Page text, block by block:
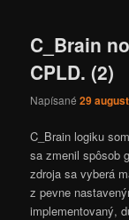
C_Brain
CPLD. (2)
Napísané29
C_Brain logiku
sa zmenil spôsob
zdroja sa vyberá
z pevne
implementovaný,